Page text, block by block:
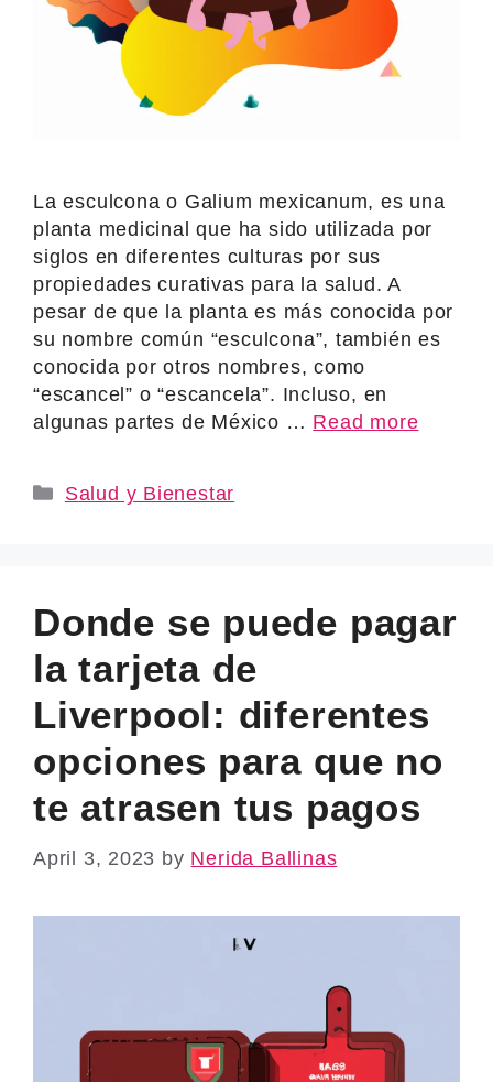
La esculcona o Galium mexicanum, es una
planta medicinal que ha sido utilizada por
siglos en diferentes culturas por sus
propiedades curativas para la salud. A
pesar de que la planta es más conocida por
su nombre común “esculcona”, también es
conocida por otros nombres, como
“escancel” o “escancela”. Incluso, en
algunas partes de México … Read more
Categories
Salud y Bienestar
Donde se puede pagar
la tarjeta de
Liverpool: diferentes
opciones para que no
te atrasen tus pagos
April 3, 2023 by Nerida Ballinas